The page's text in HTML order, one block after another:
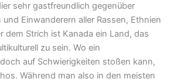
sehr gastfreundlich gegenüber
Einwanderern aller Rassen, Ethnien
dem Strich ist Kanada ein Land, das
zu sein. Wo ein
auf Schwierigkeiten stoßen kann,
Während man also in den meisten